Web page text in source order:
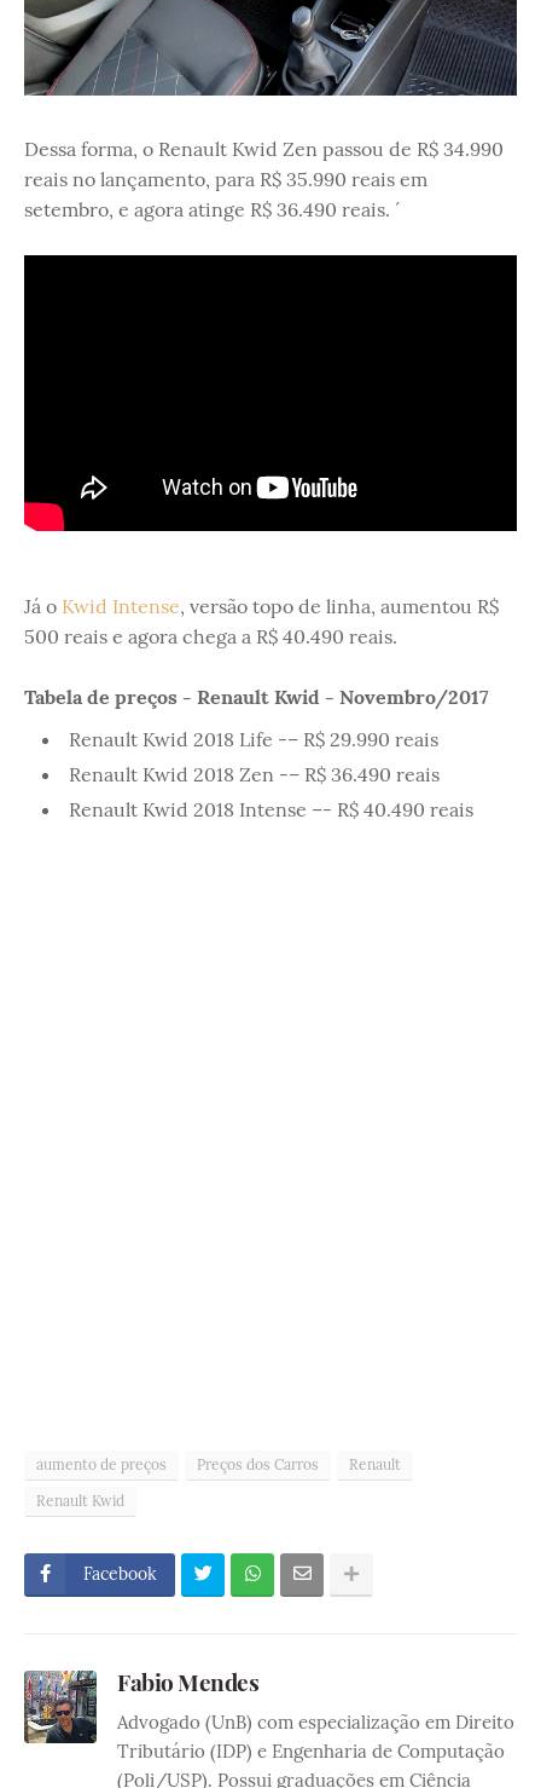
Dessa forma, o Renault Kwid Zen passou de R$ 34.990
reais no lançamento, para R$ 35.990 reais em
setembro, e agora atinge R$ 36.490 reais. ´
Já o Kwid Intense, versão topo de linha, aumentou R$
500 reais e agora chega a R$ 40.490 reais.
Tabela de preços - Renault Kwid - Novembro/2017
Renault Kwid 2018 Life -– R$ 29.990 reais
Renault Kwid 2018 Zen -– R$ 36.490 reais
Renault Kwid 2018 Intense –- R$ 40.490 reais
aumento de preços Preços dos Carros
Renault
Renault Kwid
Facebook
Fabio Mendes
Advogado (UnB) com especialização em Direito
Tributário (IDP) e Engenharia de Computação
(Poli/USP). Possui graduações em Ciência